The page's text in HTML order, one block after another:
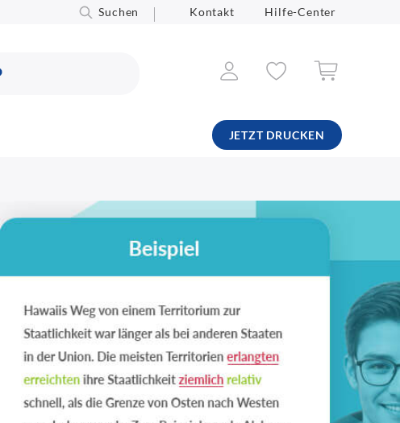
Suchen Kontakt Hilfe-Center
JETZT DRUCKEN